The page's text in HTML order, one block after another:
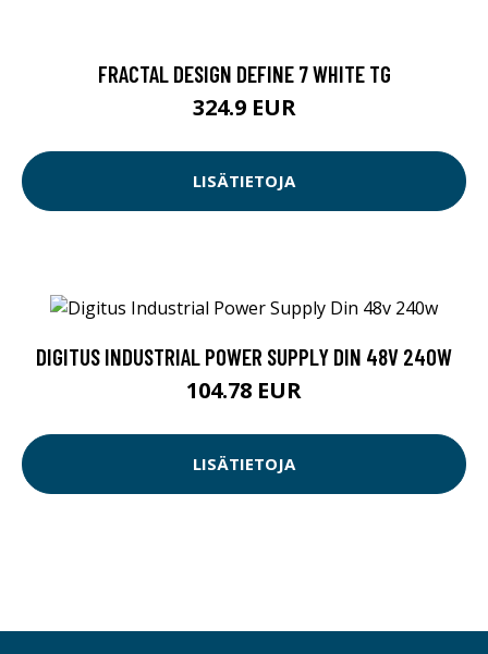
FRACTAL DESIGN DEFINE 7 WHITE TG
324.9 EUR
LISÄTIETOJA
DIGITUS INDUSTRIAL POWER SUPPLY DIN 48V 240W
104.78 EUR
LISÄTIETOJA